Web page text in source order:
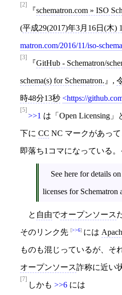
[2]
schematron.com » ISO
(平成29(2017)年3月16日(木)
matron.com/2016/11/iso-
[3]
GitHub - Schematron/
schema(s) for Schematron. ,
時48分13秒 https://
[5]
>>1 は「Open Licensing
下に CC NC マークがあっ
即落ち1コマになっている。
See here for details
licenses for Schematron
と 自由でオープンソース
そのリンク先 >>6 には
ものも混じっているが、そ
オープンソース詐称に近い
[7]
しかも >>6 には